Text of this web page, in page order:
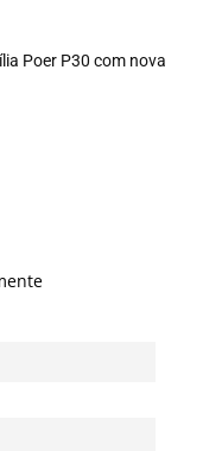
Poer P30 com nova